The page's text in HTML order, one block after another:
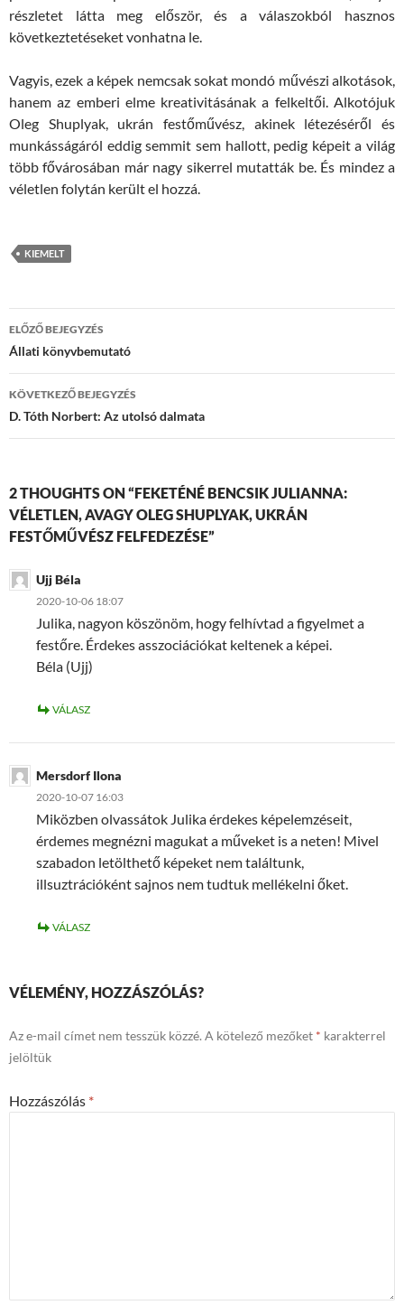
részletet látta meg először, és a válaszokból hasznos
következtetéseket vonhatna le.
Vagyis, ezek a képek nemcsak sokat mondó művészi alkotások,
hanem az emberi elme kreativitásának a felkeltői. Alkotójuk
Oleg Shuplyak, ukrán festőművész, akinek létezéséről és
munkásságáról eddig semmit sem hallott, pedig képeit a világ
több fővárosában már nagy sikerrel mutatták be. És mindez a
véletlen folytán került el hozzá.
KIEMELT
Bejegyzések
navigációja
ELŐZŐ BEJEGYZÉS
Állati könyvbemutató
KÖVETKEZŐ BEJEGYZÉS
D. Tóth Norbert: Az utolsó dalmata
2 THOUGHTS ON “FEKETÉNÉ BENCSIK JULIANNA:
VÉLETLEN, AVAGY OLEG SHUPLYAK, UKRÁN
FESTŐMŰVÉSZ FELFEDEZÉSE”
Ujj Béla
2020-10-06 18:07
Julika, nagyon köszönöm, hogy felhívtad a figyelmet a
festőre. Érdekes asszociációkat keltenek a képei.
Béla (Ujj)
VÁLASZ
Mersdorf Ilona
2020-10-07 16:03
Miközben olvassátok Julika érdekes képelemzéseit,
érdemes megnézni magukat a műveket is a neten! Mivel
szabadon letölthető képeket nem találtunk,
illsuztrációként sajnos nem tudtuk mellékelni őket.
VÁLASZ
VÉLEMÉNY, HOZZÁSZÓLÁS?
Az e-mail címet nem tesszük közzé. A kötelező mezőket * karakterrel
jelöltük
Hozzászólás *